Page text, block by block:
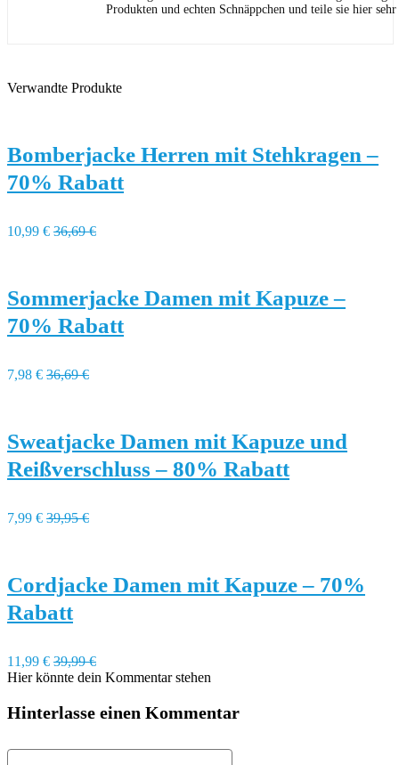
Produkten und echten Schnäppchen und teile sie hier
Verwandte Produkte
Bomberjacke Herren mit Stehkragen –
70% Rabatt
10,99 € 36,69 €
Sommerjacke Damen mit Kapuze –
70% Rabatt
7,98 € 36,69 €
Sweatjacke Damen mit Kapuze und
Reißverschluss – 80% Rabatt
7,99 € 39,95 €
Cordjacke Damen mit Kapuze – 70%
Rabatt
11,99 € 39,99 €
Hier könnte dein Kommentar stehen
Hinterlasse einen Kommentar